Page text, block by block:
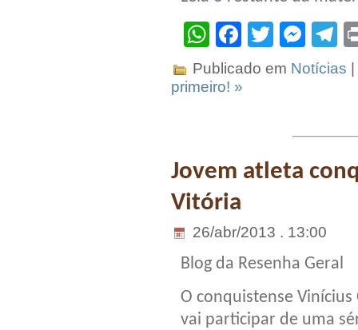
WhatsApp
Facebook
Twitter
Publicado em Notícias
primeiro! »
Jovem atleta
Vitória
26/abr/2013 . 13:00
Blog da Resenha Geral
O conquistense Vinícius
vai participar de uma